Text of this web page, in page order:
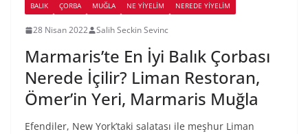
BALIK ÇORBA MUĞLA NE YİYELİM NEREDE YİYELİM
28 Nisan 2022 Salih Seckin Sevinc
Marmaris’te En İyi Balık Çorbası
Nerede İçilir? Liman Restoran,
Ömer’in Yeri, Marmaris Muğla
Efendiler, New York’taki salatası ile meşhur Liman